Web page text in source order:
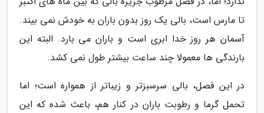
تا مارس است، بالی یک روز بدون باران به خودش نمی بیند.
آسمان هر روز خدا ابری است و باران می بارد. البته این
بارندگی ها معمولا چند ساعت بیشتر طول نمی کشد.
در این فصل، بالی سرسبزتر و زیباتر از همواره است؛ اما
تحمل گرما و رطوبت باران در کنار هم، باعث شده که این